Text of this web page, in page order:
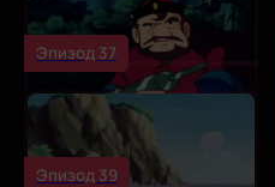
Эпизод 37
Эпизод 39